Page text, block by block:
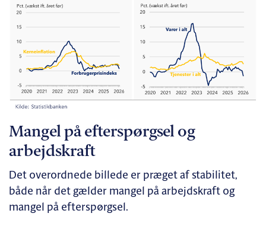
Mangel på efterspørgsel og
arbejdskraft
Det overordnede billede er præget af stabilitet,
både når det gælder mangel på arbejdskraft og
mangel på efterspørgsel.